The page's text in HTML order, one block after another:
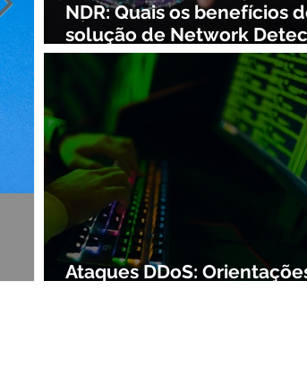
NDR: Quais os benefícios
solução de Network
and Response?
Ataques DDoS:
Observabilidade e NOC:
Segurança de Redes